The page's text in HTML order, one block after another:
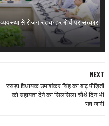
से रोजगार तक हर मोर्चे पर सरकार
NEXT
रसड़ा विधायक उमाशंकर सिंह का बाढ़ पीड़ितों
को सहायता देने का सिलसिला चौथे दिन भी
रहा जारी